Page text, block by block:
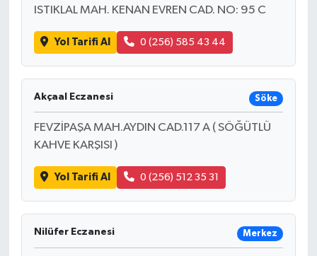
ISTIKLAL MAH. KENAN EVREN CAD. NO: 95 C
Yol Tarifi Al 0 (256) 585 43 44
Akçaal Eczanesi Söke
FEVZİPAŞA MAH.AYDIN CAD.117 A ( SÖĞÜTLÜ
KAHVE KARŞISI )
Yol Tarifi Al 0 (256) 512 35 31
Nilüfer Eczanesi Merkez